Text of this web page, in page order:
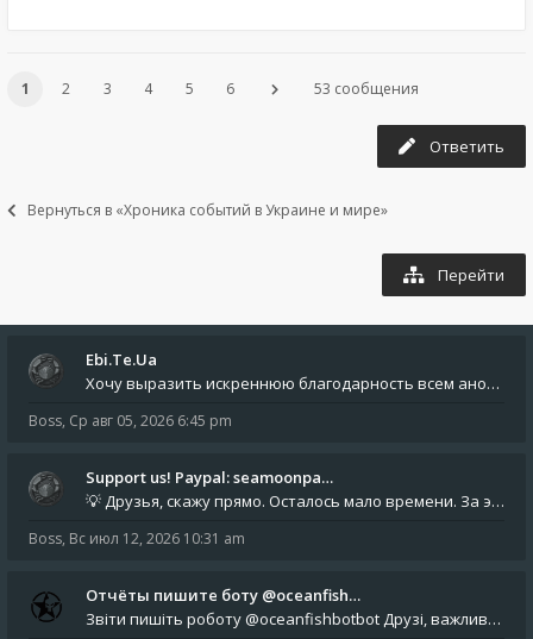
1 2 3 4 5 6 53 сообщения
Ответить
Вернуться в «Хроника событий в Украине и мире»
Перейти
Ebi.Te.Ua
Хочу выразить искреннюю благодарность всем анонимным пользователям, которые поддержали наше сообщество финансово. Благод
Boss, Ср авг 05, 2026 6:45 pm
Support us! Paypal: seamoonpa…
💡 Друзья, скажу прямо. Осталось мало времени. За это время нам нужно закрыть последние обязательные расходы: около 500
Boss, Вс июл 12, 2026 10:31 am
Отчёты пишите боту @oceanfish…
Звіти пишіть роботу @oceanfishbotbot Друзі, важливе повідомлення для учасників форума. Основне звернення опублікован